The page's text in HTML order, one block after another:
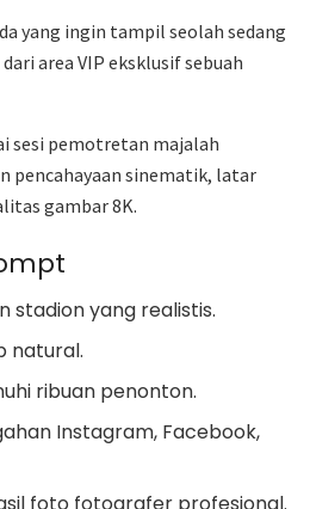
yang ingin tampil seolah sedang
area VIP eksklusif sebuah
sesi pemotretan majalah
pencahayaan sinematik, latar
gambar 8K.
stadion yang realistis.
natural.
ribuan penonton.
Instagram, Facebook,